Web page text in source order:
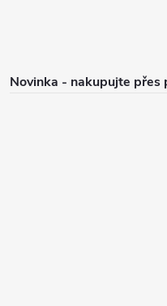
Novinka - nakupujte přes